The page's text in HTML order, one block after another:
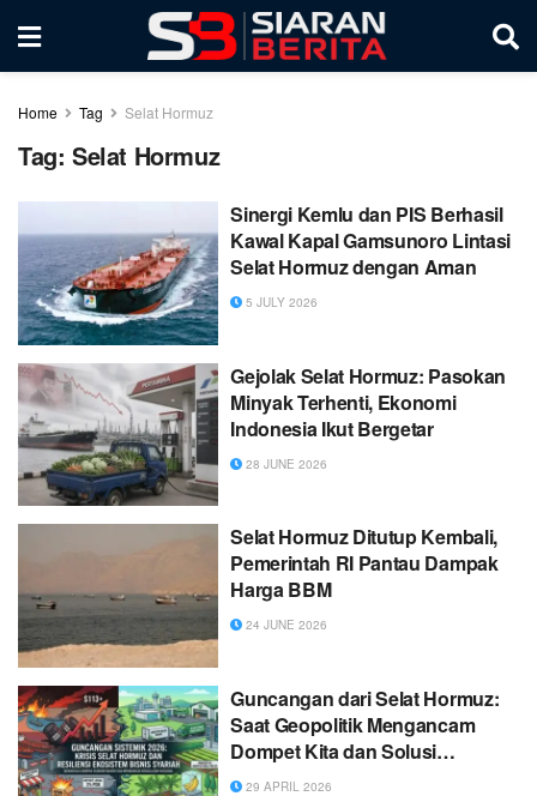
Home Tag Selat Hormuz
Tag: Selat Hormuz
Sinergi Kemlu dan PIS Berhasil
Kawal Kapal Gamsunoro Lintasi
Selat Hormuz dengan Aman
5 JULY 2026
Gejolak Selat Hormuz: Pasokan
Minyak Terhenti, Ekonomi
Indonesia Ikut Bergetar
28 JUNE 2026
Selat Hormuz Ditutup Kembali,
Pemerintah RI Pantau Dampak
Harga BBM
24 JUNE 2026
Guncangan dari Selat Hormuz:
Saat Geopolitik Mengancam
Dompet Kita dan Solusi
Ekonomi Syariah
29 APRIL 2026